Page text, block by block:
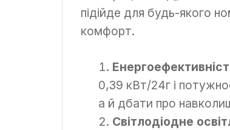
підійде для будь-якого
комфорт.
0,39 кВт/24г і
а й дбати про
Світлодіодне